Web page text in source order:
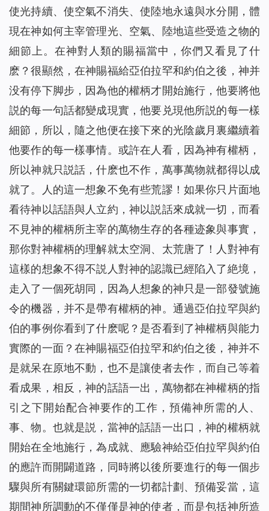
使光持續、使空氣不消失、使陸地永遠與水分開，體
現在神如何主宰管理光、空氣、陸地這些受造之物的
細節上。在神對人類的賜福當中，你們又看見了什
麽？很顯然，在神賜福給亞伯拉罕和約伯之後，神并
没有停下脚步，因為他的權柄才開始施行，他要將他
説的每一句話都變成現實，他要兑現他所説的每一樣
細節，所以，隨之他便在接下來的光陰歲月裏繼續着
他要作的每一樣事情。或許在人看，因為神有權柄，
所以神就只説話，什麽也不作，萬事萬物就都得以成
就了。人的這一想象不免有些荒謬！如果你只片面地
看待神以話語與人立約，神以説話來成就一切，而看
不見神的權柄所主宰的萬物生存的各種迹象與事實，
那你對神權柄的理解就太空洞、太荒唐了！人對神有
這樣的想象不得不説人對神的認識已經陷入了絶境，
走入了一個死胡同，因為人想象的神只是一部發號施
令的機器，并不是帶有權柄的神。通過亞伯拉罕與約
伯的事例你看到了什麽呢？是否看到了神權柄與能力
實際的一面？在神賜福亞伯拉罕和約伯之後，神并不
是就呆在原地不動，也不是讓使者去作，而自己等着
看成果，相反，神的話語一出，萬物都在神權柄的指
引之下開始配合神要作的工作，預備神所需的人、
事、物。也就是説，當神的話語一出口，神的權柄就
開始在全地施行，為成就、應驗神給亞伯拉罕與約伯
的應許而開闢道路，同時將以後所要進行的每一個步
驟與所有關鍵環節所需的一切都計劃、預備妥當，這
期間神所調動的不僅僅是神的使者，而是包括神所造